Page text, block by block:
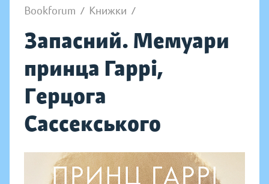
Bookforum / Книжки /
Запасний. Мемуари
принца Гаррі,
Герцога
Сассекського